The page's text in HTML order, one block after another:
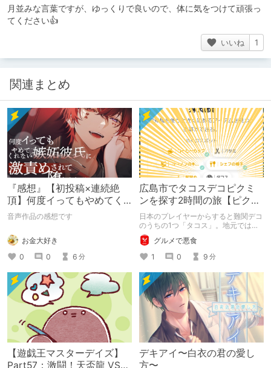
月並みな言葉ですが、ゆっくりで良いので、体に気をつけて頑張っ
てください👍
いいね 1
関連まとめ
『感想』【初投稿×連続絶
頂】何度イってもやめてく
れない嫉妬彼氏に激責めさ
音声作品の感想です
お金大好き
0
0 6 分
広島市でタコスデコピクミ
ンを探す2時間の旅【ピクミ
ンブルーム / Pikmin
Bloom】
日本のプレイヤーからすると難関デコ
のうちの1つ「タコス」。地元では見
つけられなかった男が広島で探す旅を
お送りします。ねくすと5月のテーマ
「お出かけの記録」。
グルメで悪食
1
0 9 分
【遊戯王マスターデイズ】
Part57：激闘！天盃龍 VS
デキアイ〜白衣の君の愛し
方〜